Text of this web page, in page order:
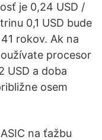
je 0,24 USD /
0,1 USD bude
rokov. Ak na
procesor
USD a doba
osem
na ťažbu